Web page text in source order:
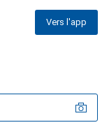
Vers l'app